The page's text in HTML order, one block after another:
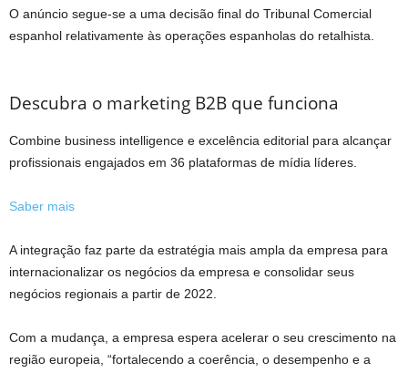
O anúncio segue-se a uma decisão final do Tribunal Comercial
espanhol relativamente às operações espanholas do retalhista.
Descubra o marketing B2B que funciona
Combine business intelligence e excelência editorial para alcançar
profissionais engajados em 36 plataformas de mídia líderes.
Saber mais
A integração faz parte da estratégia mais ampla da empresa para
internacionalizar os negócios da empresa e consolidar seus
negócios regionais a partir de 2022.
Com a mudança, a empresa espera acelerar o seu crescimento na
região europeia, “fortalecendo a coerência, o desempenho e a